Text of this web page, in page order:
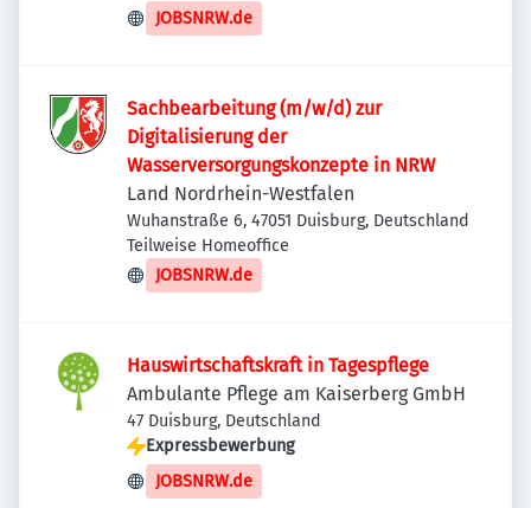
JOBSNRW.de
Sachbearbeitung (m/w/d) zur
Digitalisierung der
Wasserversorgungskonzepte in NRW
Land Nordrhein-Westfalen
Wuhanstraße 6, 47051 Duisburg, Deutschland
Teilweise Homeoffice
JOBSNRW.de
Hauswirtschaftskraft in Tagespflege
Ambulante Pflege am Kaiserberg GmbH
47 Duisburg, Deutschland
Expressbewerbung
JOBSNRW.de